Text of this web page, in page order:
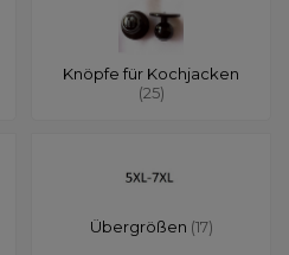
Knöpfe für Kochjacken
(25)
Übergrößen (17)